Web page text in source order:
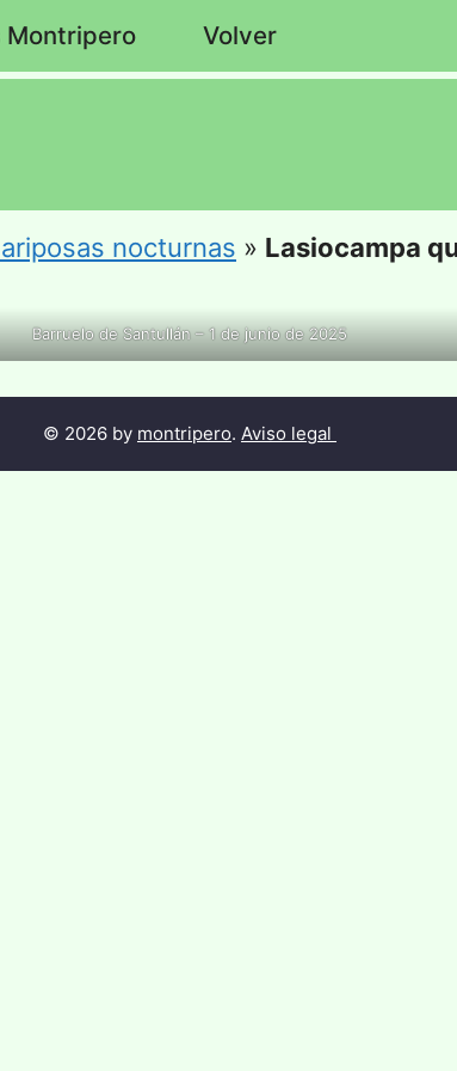
Montripero Volver
nocturnas » Lasiocampa
Barruelo de Santullán – 1 de junio de 2025
© 2026 by montripero. Aviso legal